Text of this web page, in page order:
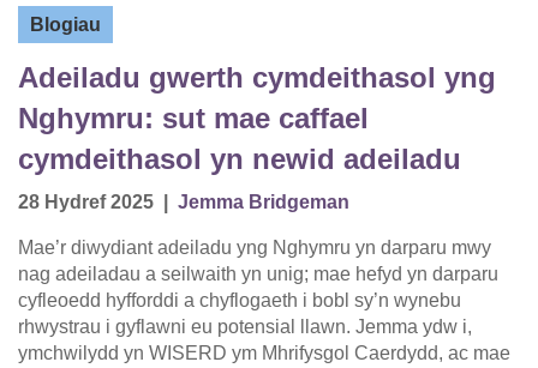
Blogiau
Adeiladu gwerth cymdeithasol yng
Nghymru: sut mae caffael
cymdeithasol yn newid adeiladu
28 Hydref 2025 Jemma Bridgeman
Mae’r diwydiant adeiladu yng Nghymru yn darparu mwy
nag adeiladau a seilwaith yn unig; mae hefyd yn darparu
cyfleoedd hyfforddi a chyflogaeth i bobl sy’n wynebu
rhwystrau i gyflawni eu potensial llawn. Jemma ydw i,
ymchwilydd yn WISERD ym Mhrifysgol Caerdydd, ac mae